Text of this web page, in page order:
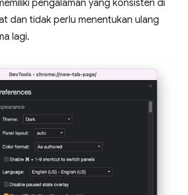
pengalaman yang konsisten di
dan tidak perlu menentukan ulang
lagi.